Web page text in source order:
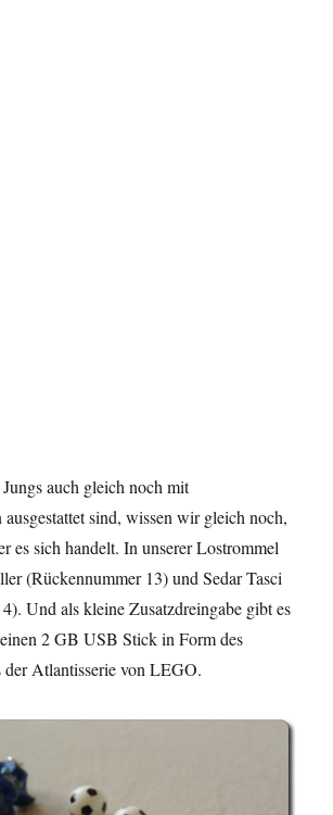
auch gleich noch mit
sind, wissen wir gleich noch,
es sich handelt. In unserer Lostrommel
(Rückennummer 13) und Sedar Tasci
Und als kleine Zusatzdreingabe gibt es
2 GB USB Stick in Form des
der Atlantisserie von LEGO.